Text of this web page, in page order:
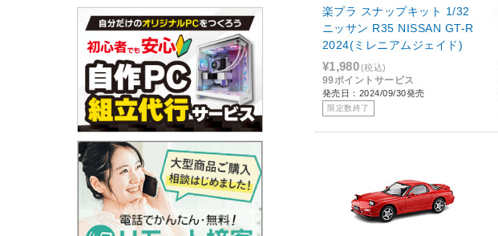
楽プラ スナップキット 1/32
ニッサン R35 NISSAN GT-R
2024(ミレニアムジェイド)
¥1,980(税込)
99ポイントサービス
発売日：2024/09/30発売
限定数終了